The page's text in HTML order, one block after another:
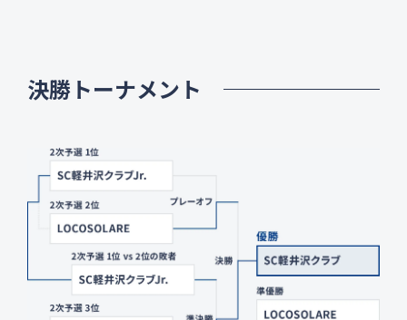
決勝トーナメント